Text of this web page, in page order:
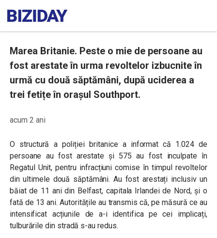
Marea Britanie. Peste o mie de persoane au
fost arestate în urma revoltelor izbucnite în
urmă cu două săptămâni, după uciderea a
trei fetițe în orașul Southport.
acum 2 ani
O structură a poliției britanice a informat că 1.024 de
persoane au fost arestate și 575 au fost inculpate în
Regatul Unit, pentru infracțiuni comise în timpul revoltelor
din ultimele două săptămâni. Au fost arestați inclusiv un
băiat de 11 ani din Belfast, capitala Irlandei de Nord, și o
fată de 13 ani. Autoritățile au transmis că, pe măsură ce au
intensificat acțiunile de a-i identifica pe cei implicați,
tulburările din stradă s-au redus.